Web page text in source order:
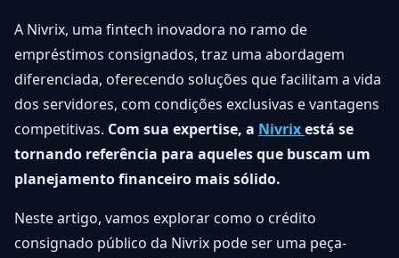
A Nivrix, uma fintech inovadora no ramo de
empréstimos consignados, traz uma abordagem
diferenciada, oferecendo soluções que facilitam a vida
dos servidores, com condições exclusivas e vantagens
competitivas. Com sua expertise, a Nivrix está se
tornando referência para aqueles que buscam um
planejamento financeiro mais sólido.
Neste artigo, vamos explorar como o crédito
consignado público da Nivrix pode ser uma peça-